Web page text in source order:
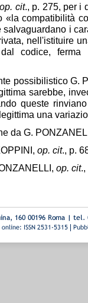
op. cit., p. 275, per i
«la compatibilità
i
nell'istituire
codice, ferma
possibilistico G.
sarebbe,
queste
una
da G.
op. cit., p.
op. cit.,